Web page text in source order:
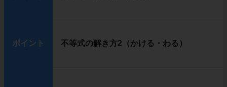
ポイント 不等式の解き方2（かける・わる）